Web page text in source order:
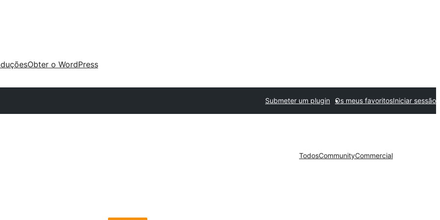
Obter o WordPress
Submeter um plugin Os meus favoritosIniciar sessão
TodosCommunityCommercial